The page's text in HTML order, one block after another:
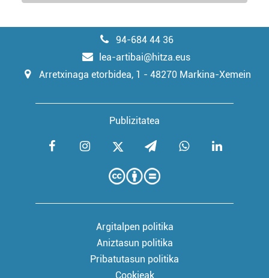
94-684 44 36
lea-artibai@hitza.eus
Arretxinaga etorbidea, 1 - 48270 Markina-Xemein
Publizitatea
Argitalpen politika
Aniztasun politika
Pribatutasun politika
Cookieak